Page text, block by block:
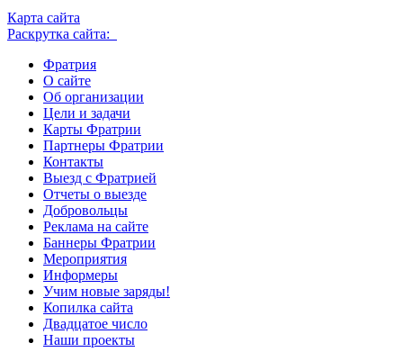
Карта сайта
Раскрутка сайта:
Фратрия
О сайте
Об организации
Цели и задачи
Карты Фратрии
Партнеры Фратрии
Контакты
Выезд с Фратрией
Отчеты о выезде
Добровольцы
Реклама на сайте
Баннеры Фратрии
Мероприятия
Информеры
Учим новые заряды!
Копилка сайта
Двадцатое число
Наши проекты